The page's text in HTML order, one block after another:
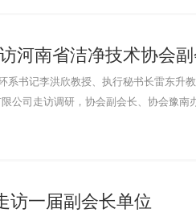
河南省洁净技术协会副
系书记李洪欣教授、执行秘书长雷东升
公司走访调研，协会副会长、协会豫南
南省洁净技术协会副会长单位......
访一届副会长单位